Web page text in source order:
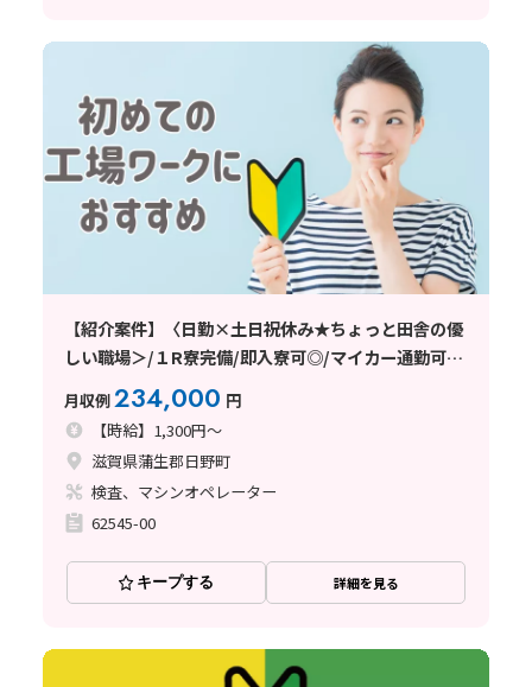
【紹介案件】〈日勤×土日祝休み★ちょっと田舎の優
しい職場＞/１R寮完備/即入寮可◎/マイカー通勤可
能/工場・製造未経験の方大歓迎！
月収例234,000 円
【時給】1,300円～
滋賀県蒲生郡日野町
検査、マシンオペレーター
62545-00
キープする 詳細を見る